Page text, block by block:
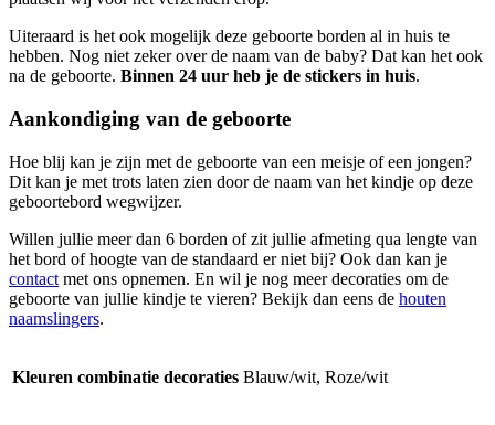
Uiteraard is het ook mogelijk deze geboorte borden al in huis te
hebben. Nog niet zeker over de naam van de baby? Dat kan het ook
na de geboorte. Binnen 24 uur heb je de stickers in huis.
Aankondiging van de geboorte
Hoe blij kan je zijn met de geboorte van een meisje of een jongen?
Dit kan je met trots laten zien door de naam van het kindje op deze
geboortebord wegwijzer.
Willen jullie meer dan 6 borden of zit jullie afmeting qua lengte van
het bord of hoogte van de standaard er niet bij? Ook dan kan je
contact met ons opnemen. En wil je nog meer decoraties om de
geboorte van jullie kindje te vieren? Bekijk dan eens de houten
naamslingers.
Kleuren combinatie decoraties Blauw/wit, Roze/wit